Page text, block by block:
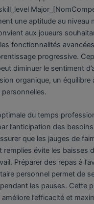
une aptitude au niveau
aux joueurs
fonctionnalités
progressive.
diminuer le sentiment
organique, un équilibre
du temps
l’anticipation des
que les jauges de
remplies évite les baisses
Préparer des repas à
personnel permet de
les pauses. Cette
l’efficacité et